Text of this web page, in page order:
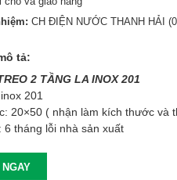
CH ĐIỆN NƯỚC THANH HẢI
tả:
2 TẦNG LA INOX 201
201
20×50 ( nhận làm kích thước và
6 tháng lỗi nhà sản xuất